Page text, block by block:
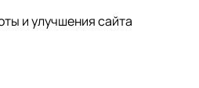
и улучшения сайта